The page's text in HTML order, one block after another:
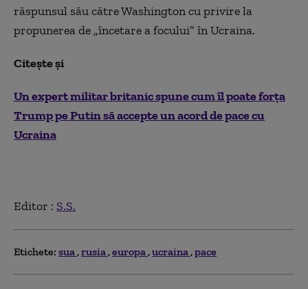
răspunsul său către Washington cu privire la
propunerea de „încetare a focului” în Ucraina.
Citește și
Un expert militar britanic spune cum îl poate forța
Trump pe Putin să accepte un acord de pace cu
Ucraina
Editor : S.S.
Etichete: sua rusia europa ucraina pace